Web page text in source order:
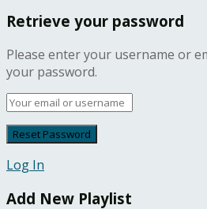
Retrieve your password
Please enter your username or
your password.
Log In
Add New Playlist